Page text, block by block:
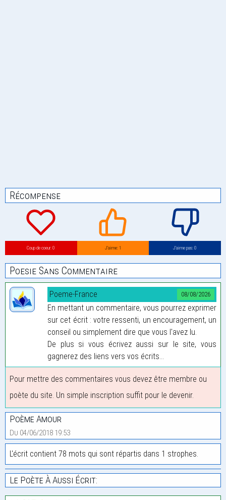
Récompense
Coup de coeur: 0 J’aime: 1 J’aime pas: 0
Poesie Sans Commentaire
08/08/2026
Poeme-France
En mettant un commentaire, vous pourrez exprimer
sur cet écrit : votre ressenti, un encouragement, un
conseil ou simplement dire que vous l'avez lu.
De plus si vous écrivez aussi sur le site, vous
gagnerez des liens vers vos écrits...
Pour mettre des commentaires vous devez être membre ou
poète du site. Un simple inscription suffit pour le devenir.
Poème Amour
Du 04/06/2018 19:53
L'écrit contient 78 mots qui sont répartis dans 1 strophes.
Le Poète À Aussi Écrit: